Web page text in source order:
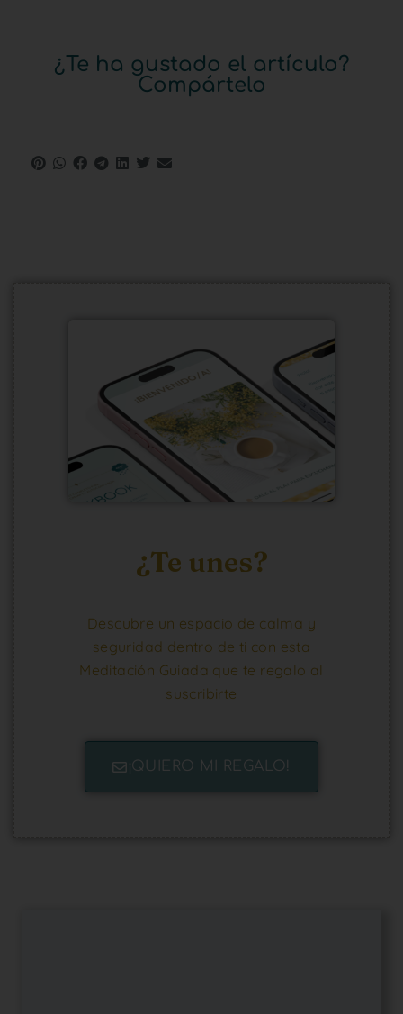
¿Te ha gustado el artículo?
Compártelo
¿Te unes?
Descubre un espacio de calma y
seguridad dentro de ti con esta
Meditación Guiada que te regalo al
suscribirte
¡QUIERO MI REGALO!